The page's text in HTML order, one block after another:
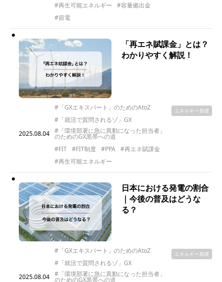
#再生可能エネルギー
#容量拠出金
#節電
「再エネ賦課金」とは？
わかりやすく解説！
2025.08.04
#「GXエキスパート」のためのAtoZ
#「就活で質問されるゾ」GX
#「環境部署に急に異動になった担当者」
のためのGX黒帯への道
#FIT
#FIT制度 #PPA
#再エネ賦課金
#再生可能エネルギー
エネルギー基礎
日本における発電の割合
｜今後の普及はどうな
る？
2025.08.04
#「GXエキスパート」のためのAtoZ
#「就活で質問されるゾ」GX
#「環境部署に急に異動になった担当者」
のためのGX黒帯への道
エネルギー基礎